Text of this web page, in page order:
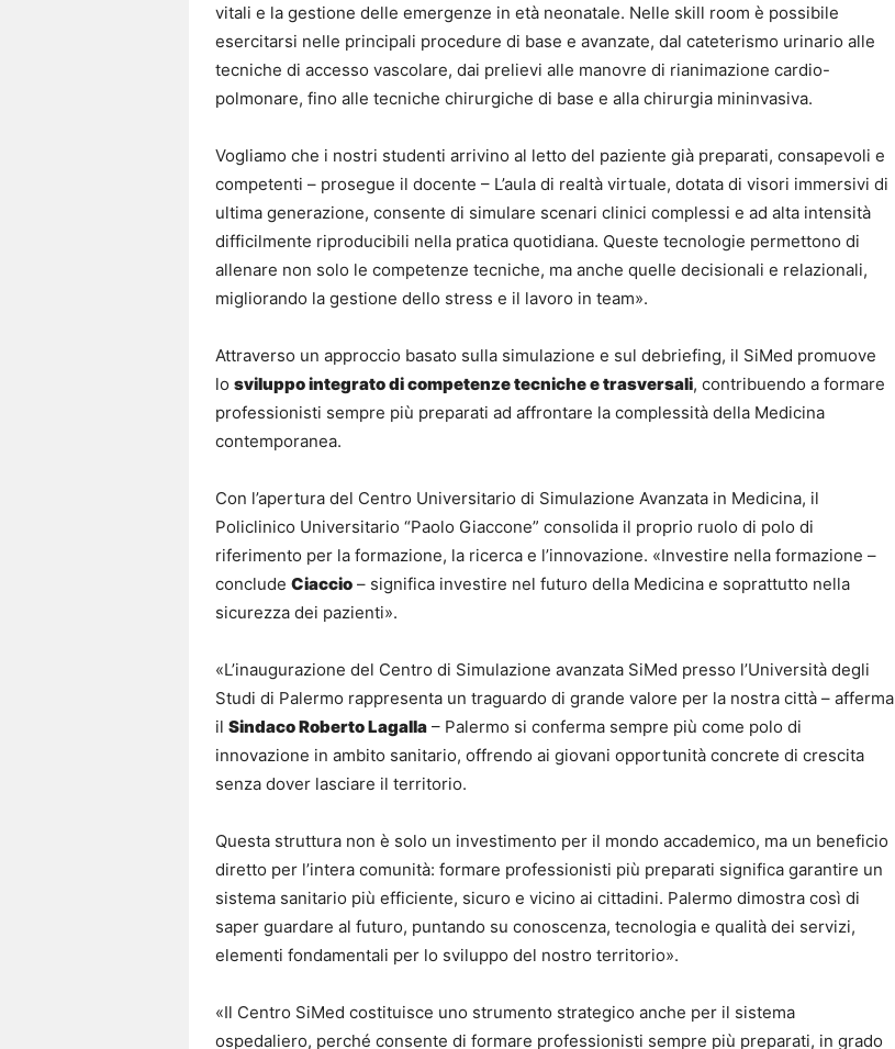
vitali e la gestione delle emergenze in età neonatale. Nelle skill room è possibile
esercitarsi nelle principali procedure di base e avanzate, dal cateterismo urinario alle
tecniche di accesso vascolare, dai prelievi alle manovre di rianimazione cardio-
polmonare, fino alle tecniche chirurgiche di base e alla chirurgia mininvasiva.
Vogliamo che i nostri studenti arrivino al letto del paziente già preparati, consapevoli e
competenti – prosegue il docente – L’aula di realtà virtuale, dotata di visori immersivi di
ultima generazione, consente di simulare scenari clinici complessi e ad alta intensità
difficilmente riproducibili nella pratica quotidiana. Queste tecnologie permettono di
allenare non solo le competenze tecniche, ma anche quelle decisionali e relazionali,
migliorando la gestione dello stress e il lavoro in team».
Attraverso un approccio basato sulla simulazione e sul debriefing, il SiMed promuove
lo sviluppo integrato di competenze tecniche e trasversali, contribuendo a formare
professionisti sempre più preparati ad affrontare la complessità della Medicina
contemporanea.
Con l’apertura del Centro Universitario di Simulazione Avanzata in Medicina, il
Policlinico Universitario “Paolo Giaccone” consolida il proprio ruolo di polo di
riferimento per la formazione, la ricerca e l’innovazione. «Investire nella formazione –
conclude Ciaccio – significa investire nel futuro della Medicina e soprattutto nella
sicurezza dei pazienti».
«L’inaugurazione del Centro di Simulazione avanzata SiMed presso l’Università degli
Studi di Palermo rappresenta un traguardo di grande valore per la nostra città – afferma
il Sindaco Roberto Lagalla – Palermo si conferma sempre più come polo di
innovazione in ambito sanitario, offrendo ai giovani opportunità concrete di crescita
senza dover lasciare il territorio.
Questa struttura non è solo un investimento per il mondo accademico, ma un beneficio
diretto per l’intera comunità: formare professionisti più preparati significa garantire un
sistema sanitario più efficiente, sicuro e vicino ai cittadini. Palermo dimostra così di
saper guardare al futuro, puntando su conoscenza, tecnologia e qualità dei servizi,
elementi fondamentali per lo sviluppo del nostro territorio».
«Il Centro SiMed costituisce uno strumento strategico anche per il sistema
ospedaliero, perché consente di formare professionisti sempre più preparati, in grado